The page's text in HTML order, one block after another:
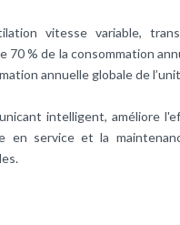
vitesse variable,
% de la consommation
annuelle globale de
intelligent, améliore
en service et la